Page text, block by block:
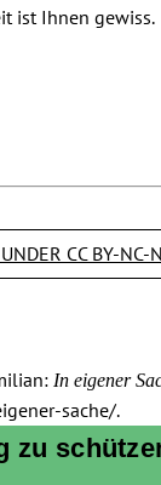
ist Ihnen gewiss.
CC BY-NC-
In eigener
sache/.
zu